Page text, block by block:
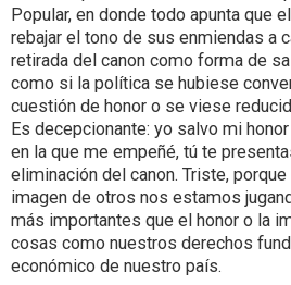
Popular, en donde todo apunta que
rebajar el tono de sus enmiendas a
retirada del canon como forma de
como si la política se hubiese
cuestión de honor o se viese
Es decepcionante: yo salvo mi
en la que me empeñé, tú te
eliminación del canon. Triste,
imagen de otros nos estamos
más importantes que el honor o la
cosas como nuestros derechos
económico de nuestro país.